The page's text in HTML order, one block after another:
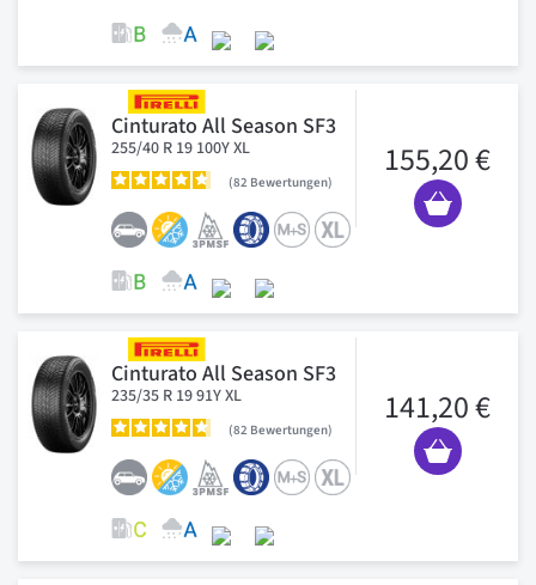
Cinturato All Season SF3
255/40 R 19 100Y XL
82 Bewertungen
155,20 €
Cinturato All Season SF3
235/35 R 19 91Y XL
82 Bewertungen
141,20 €